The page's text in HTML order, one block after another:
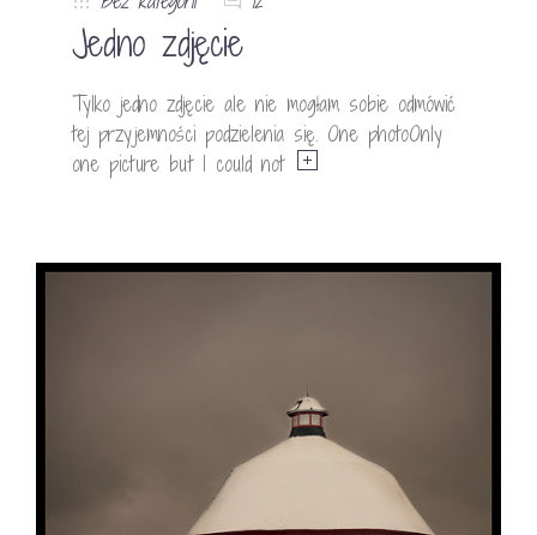
Jedno zdjęcie
Tylko jedno zdjęcie ale nie mogłam sobie odmówić
tej przyjemności podzielenia się. One photoOnly
one picture but I could not